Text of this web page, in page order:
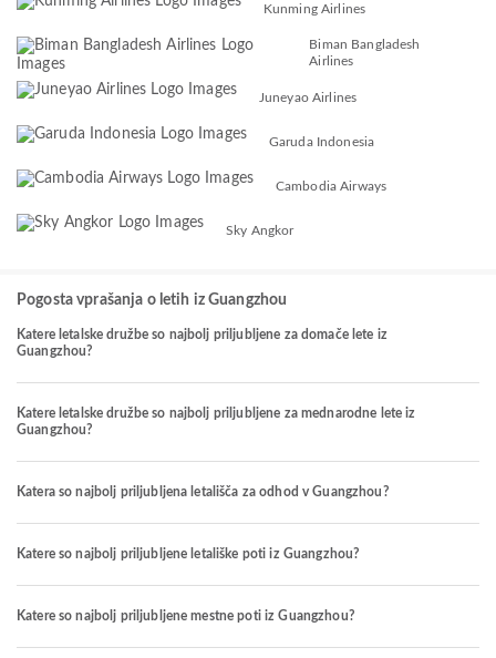
Kunming Airlines
Biman Bangladesh
Airlines
Juneyao Airlines
Garuda Indonesia
Cambodia Airways
Sky Angkor
Pogosta vprašanja o letih iz Guangzhou
Katere letalske družbe so najbolj priljubljene za domače lete iz
Guangzhou?
Katere letalske družbe so najbolj priljubljene za mednarodne lete iz
Guangzhou?
Katera so najbolj priljubljena letališča za odhod v Guangzhou?
Katere so najbolj priljubljene letališke poti iz Guangzhou?
Katere so najbolj priljubljene mestne poti iz Guangzhou?